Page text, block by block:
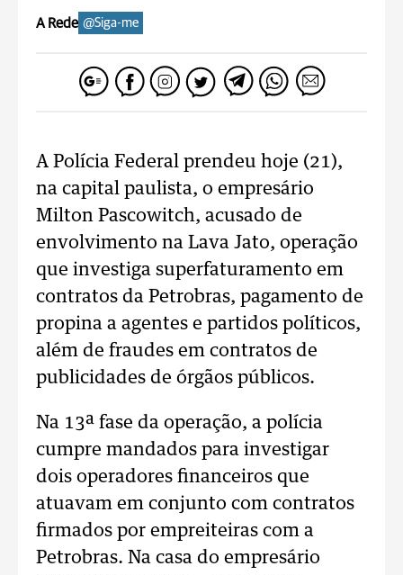
A Rede @Siga-me
A Polícia Federal prendeu hoje (21),
na capital paulista, o empresário
Milton Pascowitch, acusado de
envolvimento na Lava Jato, operação
que investiga superfaturamento em
contratos da Petrobras, pagamento de
propina a agentes e partidos políticos,
além de fraudes em contratos de
publicidades de órgãos públicos.
Na 13ª fase da operação, a polícia
cumpre mandados para investigar
dois operadores financeiros que
atuavam em conjunto com contratos
firmados por empreiteiras com a
Petrobras. Na casa do empresário